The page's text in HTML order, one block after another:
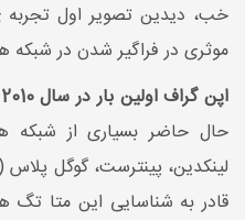
خب، دیدین تصویر اول تجربه
موثری در فراگیر شدن در
اپن گراف اولین بار در سال 2010 توسط فیس بوک معرفی شد.
حال حاضر بسیاری از شبکه
لینکدین، پینترست، گوگل
قادر به شناسایی این متا